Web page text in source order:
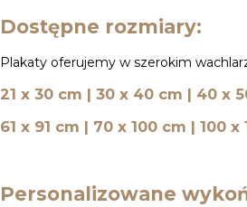
Dostępne rozmiary:
Plakaty oferujemy w szerokim
21 x 30 cm | 30 x 40 cm | 40 x
61 x 91 cm | 70 x 100 cm | 100 x
Personalizowane